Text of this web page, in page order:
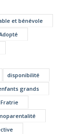
et bénévole
disponibilité
grands
Fratrie